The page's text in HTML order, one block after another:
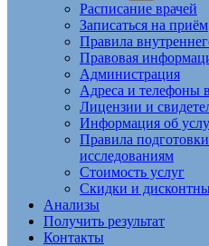
Расписание врачей
Записаться на приём
Правила
Правовая
Администрация
Адреса и телефоны
Лицензии и
Информация об
Правила
исследованиям
Стоимость услуг
Скидки и
Анализы
Получить результат
Контакты